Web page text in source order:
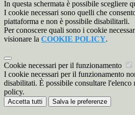
In questa schermata è possibile scegliere
I cookie necessari sono quelli che
piattaforma e non è possibile disabilitarli.
Per conoscere quali sono i cookie
visionare la COOKIE POLICY.
Cookie necessari per il funzionamento
I cookie necessari per il funzionamento
disabilitati. È possibile consultare l'elenco
policy.
Accetta tutti Salva le preferenze